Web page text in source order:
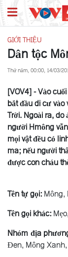
GIỚI THIỆU
Dân tộc
Thứ năm, 00:00, 14/03/
[VOV4] - Vào
bắt đầu di cư
Trời. Ngoài ra,
người Hmông
mọi vật đều có
ma; nếu người
được con cháu
Tên tự gọi:Mông,
Tên gọi khác:
Nhóm địa
Ðen, Mông